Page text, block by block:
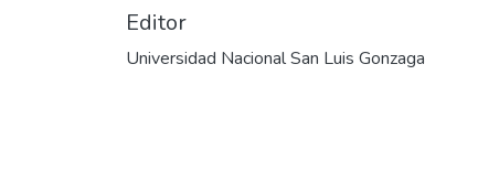
Editor
Universidad Nacional San Luis Gonzaga